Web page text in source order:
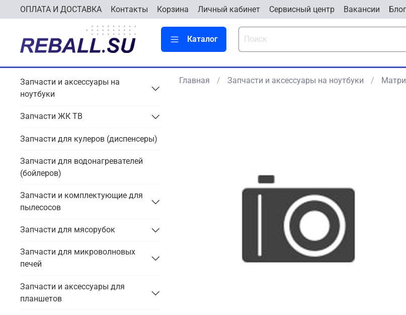
ОПЛАТА И ДОСТАВКА Контакты Корзина Личный кабинет Cервисный центр Вакансии Блог
Каталог
Главная Запчасти и аксессуары на ноутбуки
Запчасти и аксессуары на
ноутбуки
Запчасти ЖК ТВ
Запчасти для кулеров (диспенсеры)
Запчасти для водонагревателей
(бойлеров)
Запчасти и комплектующие для
пылесосов
Запчасти для мясорубок
Запчасти для микроволновых
печей
Запчасти и аксессуары для
планшетов